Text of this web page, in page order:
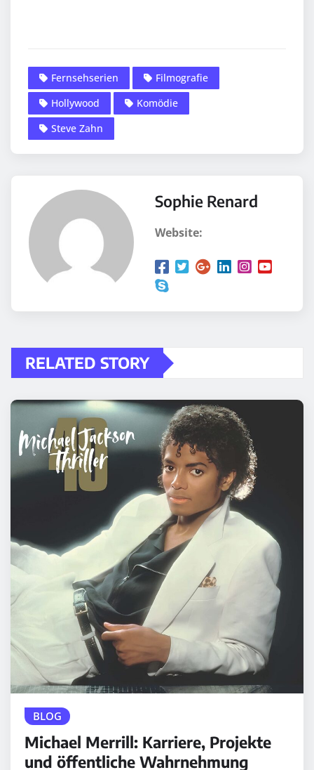
Fernsehserien
Filmografie
Hollywood
Komödie
Steve Zahn
Sophie Renard
Website:
RELATED STORY
BLOG
Michael Merrill: Karriere, Projekte
und öffentliche Wahrnehmung